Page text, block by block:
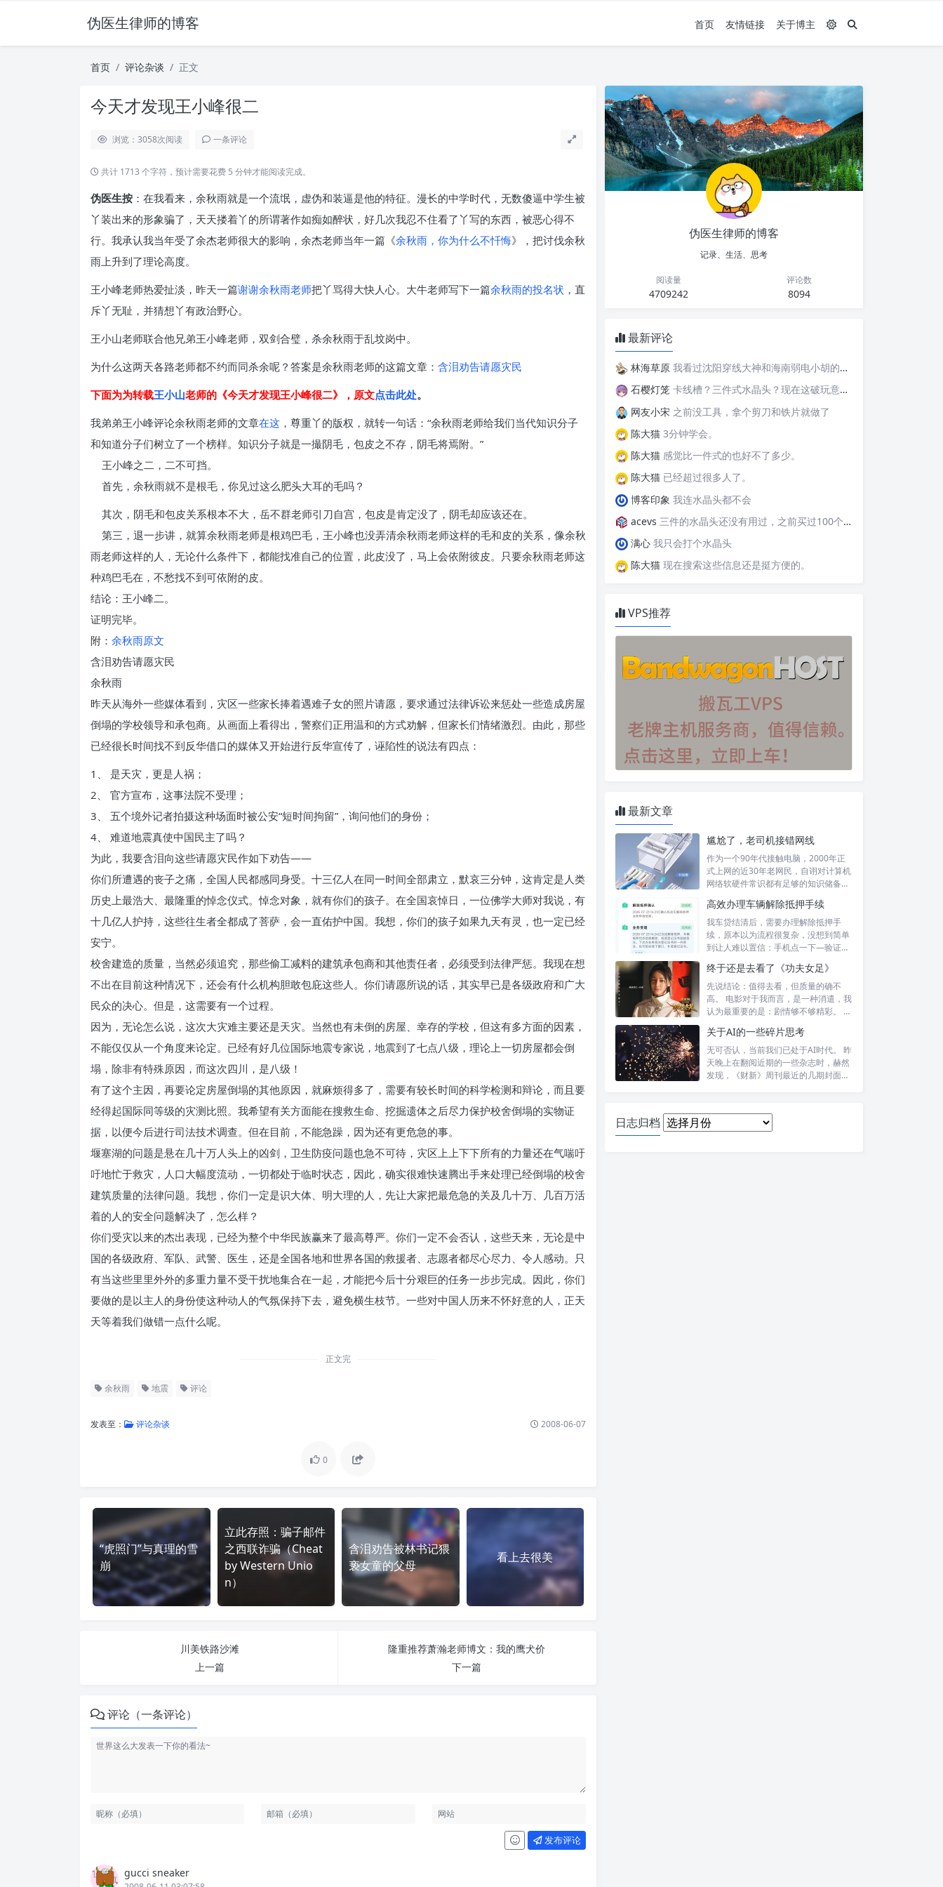
伪医生律师的博客 首页 友情链接 关于博主
首页 评论杂谈 正文
今天才发现王小峰很二
浏览：3058次阅读 一条评论
共计 1713 个字符，预计需要花费 5 分钟才能阅读完成。
伪医生按 ：在我看来，余秋雨就是一个流氓，虚伪和装逼是他的特征。漫长的中学时代，无数傻逼中学生被
丫装出来的形象骗了，天天搂着丫的所谓著作如痴如醉状，好几次我忍不住看了丫写的东西，被恶心得不
行。我承认我当年受了余杰老师很大的影响，余杰老师当年一篇《余秋雨，你为什么不忏悔》，把讨伐余秋
雨上升到了理论高度。
王小峰老师热爱扯淡，昨天一篇谢谢余秋雨老师把丫骂得大快人心。大牛老师写下一篇余秋雨的投名状 ，直
斥丫无耻，并猜想丫有政治野心。
王小山老师联合他兄弟王小峰老师，双剑合璧，杀余秋雨于乱坟岗中。
为什么这两天各路老师都不约而同杀余呢？答案是余秋雨老师的这篇文章： 含泪劝告请愿灾民
下面为为转载王小山老师的《今天才发现王小峰很二》，原文点击此处。
我弟弟王小峰评论余秋雨老师的文章在这 ，尊重丫的版权，就转一句话：“余秋雨老师给我们当代知识分子
和知道分子们树立了一个榜样。知识分子就是一撮阴毛，包皮之不存，阴毛将焉附。”
王小峰之二，二不可挡。
首先，余秋雨就不是根毛，你见过这么肥头大耳的毛吗？
其次，阴毛和包皮关系根本不大，岳不群老师引刀自宫，包皮是肯定没了，阴毛却应该还在。
第三，退一步讲，就算余秋雨老师是根鸡巴毛，王小峰也没弄清余秋雨老师这样的毛和皮的关系，像余秋
雨老师这样的人，无论什么条件下，都能找准自己的位置，此皮没了，马上会依附彼皮。只要余秋雨老师这
种鸡巴毛在，不愁找不到可依附的皮。
结论：王小峰二。
证明完毕。
附： 余秋雨原文
含泪劝告请愿灾民
余秋雨
昨天从海外一些媒体看到，灾区一些家长捧着遇难子女的照片请愿，要求通过法律诉讼来惩处一些造成房屋
倒塌的学校领导和承包商。从画面上看得出，警察们正用温和的方式劝解，但家长们情绪激烈。由此，那些
已经很长时间找不到反华借口的媒体又开始进行反华宣传了，诬陷性的说法有四点：
1、 是天灾，更是人祸；
2、 官方宣布，这事法院不受理；
3、 五个境外记者拍摄这种场面时被公安“短时间拘留”，询问他们的身份；
4、 难道地震真使中国民主了吗？
为此，我要含泪向这些请愿灾民作如下劝告——
你们所遭遇的丧子之痛，全国人民都感同身受。十三亿人在同一时间全部肃立，默哀三分钟，这肯定是人类
历史上最浩大、最隆重的悼念仪式。悼念对象，就有你们的孩子。在全国哀悼日，一位佛学大师对我说，有
十几亿人护持，这些往生者全都成了菩萨，会一直佑护中国。我想，你们的孩子如果九天有灵，也一定已经
安宁。
校舍建造的质量，当然必须追究，那些偷工减料的建筑承包商和其他责任者，必须受到法律严惩。我现在想
不出在目前这种情况下，还会有什么机构胆敢包庇这些人。你们请愿所说的话，其实早已是各级政府和广大
民众的决心。但是，这需要有一个过程。
因为，无论怎么说，这次大灾难主要还是天灾。当然也有未倒的房屋、幸存的学校，但这有多方面的因素，
不能仅仅从一个角度来论定。已经有好几位国际地震专家说，地震到了七点八级，理论上一切房屋都会倒
塌，除非有特殊原因，而这次四川，是八级！
有了这个主因，再要论定房屋倒塌的其他原因，就麻烦得多了，需要有较长时间的科学检测和辩论，而且要
经得起国际同等级的灾测比照。我希望有关方面能在搜救生命、挖掘遗体之后尽力保护校舍倒塌的实物证
据，以便今后进行司法技术调查。但在目前，不能急躁，因为还有更危急的事。
堰塞湖的问题是悬在几十万人头上的凶剑，卫生防疫问题也急不可待，灾区上上下下所有的力量还在气喘吁
吁地忙于救灾，人口大幅度流动，一切都处于临时状态，因此，确实很难快速腾出手来处理已经倒塌的校舍
建筑质量的法律问题。我想，你们一定是识大体、明大理的人，先让大家把最危急的关及几十万、几百万活
着的人的安全问题解决了，怎么样？
你们受灾以来的杰出表现，已经为整个中华民族赢来了最高尊严。你们一定不会否认，这些天来，无论是中
国的各级政府、军队、武警、医生，还是全国各地和世界各国的救援者、志愿者都尽心尽力、令人感动。只
有当这些里里外外的多重力量不受干扰地集合在一起，才能把今后十分艰巨的任务一步步完成。因此，你们
要做的是以主人的身份使这种动人的气氛保持下去，避免横生枝节。一些对中国人历来不怀好意的人，正天
天等着我们做错一点什么呢。
正文完
余秋雨 地震 评论
发表至： 评论杂谈 2008-06-07
0
“虎照门”与真理的雪
崩
立此存照：骗子邮件
之西联诈骗（Cheat
by Western Unio
n）
含泪劝告被林书记猥
亵女童的父母
看上去很美
川美铁路沙滩
上一篇
隆重推荐萧瀚老师博文：我的鹰犬价
下一篇
评论（一条评论）
发布评论
gucci sneaker
伪医生律师的博客
记录、生活、思考
阅读量
4709242
评论数
8094
最新评论
林海草原 我看过沈阳穿线大神和海南弱电小胡的视频，他们做这些的熟练程度，是不是也是建立在这些翻车之上的....
石樱灯笼 卡线槽？三件式水晶头？现在这破玩意变得这么复杂了？
网友小宋 之前没工具，拿个剪刀和铁片就做了
陈大猫 3分钟学会。
陈大猫 感觉比一件式的也好不了多少。
陈大猫 已经超过很多人了。
博客印象 我连水晶头都不会
acevs 三件的水晶头还没有用过，之前买过100个水晶头还没有 用完。
满心 我只会打个水晶头
陈大猫 现在搜索这些信息还是挺方便的。
VPS推荐
最新文章
尴尬了，老司机接错网线
作为一个90年代接触电脑，2000年正
式上网的近30年老网民，自诩对计算机
网络软硬件常识都有足够的知识储备，
高效办理车辆解除抵押手续
我车贷结清后，需要办理解除抵押手
续，原本以为流程很复杂，没想到简单
到让人难以置信：手机点一下—验证头
终于还是去看了《功夫女足》
先说结论：值得去看，但质量的确不
高。 电影对于我而言，是一种消遣，我
认为最重要的是：剧情够不够精彩。 比
关于AI的一些碎片思考
无可否认，当前我们已处于AI时代。 昨
天晚上在翻阅近期的一些杂志时，赫然
发现，《财新》周刊最近的几期封面报
日志归档 日